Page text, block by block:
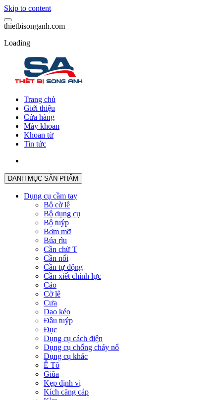
Skip to content
thietbisonganh.com
Loading
Trang chủ
Giới thiệu
Cửa hàng
Máy khoan
Khoan từ
Tin tức
DANH MỤC SẢN PHẨM
Dụng cụ cầm tay
Bộ cờ lê
Bộ dụng cụ
Bộ tuýp
Bơm mỡ
Búa rìu
Cần chữ T
Cần nối
Cần tự động
Cần xiết chỉnh lực
Cảo
Cờ lê
Cưa
Dao kéo
Đầu tuýp
Đục
Dụng cụ cách điện
Dụng cụ chống cháy nổ
Dụng cụ khác
Ê Tô
Giũa
Kẹp định vị
Kích căng cáp